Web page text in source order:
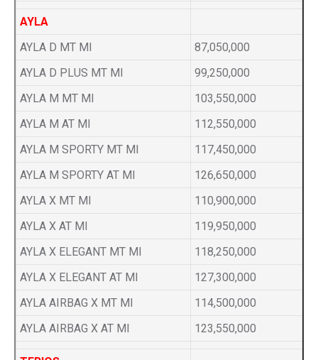
AYLA
AYLA D MT MI
87,050,000
AYLA D PLUS MT MI
99,250,000
AYLA M MT MI
103,550,000
AYLA M AT MI
112,550,000
AYLA M SPORTY MT MI
117,450,000
AYLA M SPORTY AT MI
126,650,000
AYLA X MT MI
110,900,000
AYLA X AT MI
119,950,000
AYLA X ELEGANT MT MI
118,250,000
AYLA X ELEGANT AT MI
127,300,000
AYLA AIRBAG X MT MI
114,500,000
AYLA AIRBAG X AT MI
123,550,000